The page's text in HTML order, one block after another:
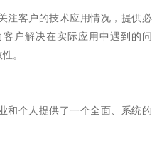
注客户的技术应用情况，提供必
户解决在实际应用中遇到的问
。
和个人提供了一个全面、系统的